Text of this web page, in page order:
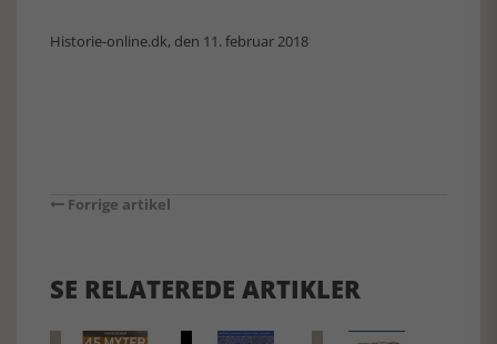
Historie-online.dk, den 11. februar 2018
Forrige artikel
SE RELATEREDE ARTIKLER